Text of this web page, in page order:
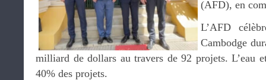
(AFD), en
L’AFD
Cambodge
milliard de dollars au travers de 92 projets. L’eau
40% des projets.